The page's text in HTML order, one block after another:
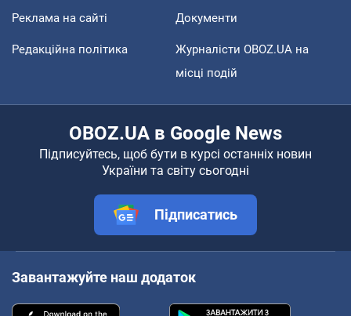
Реклама на сайті Документи
Редакційна політика
Журналісти OBOZ.UA на
місці подій
OBOZ.UA в Google News
Підписуйтесь, щоб бути в курсі останніх новин
України та світу сьогодні
Підписатись
Завантажуйте наш додаток